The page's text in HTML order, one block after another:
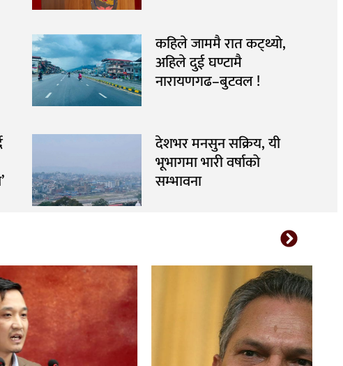
कहिले जाममै रात कट्थ्यो,
अहिले दुई घण्टामै
नारायणगढ–बुटवल !
देशभर मनसुन सक्रिय, यी
भूभागमा भारी वर्षाको
सम्भावना